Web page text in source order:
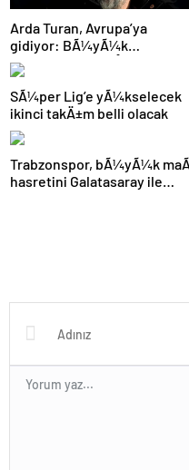
Arda Turan, Avrupa’ya
gidiyor: BÃ¼yÃ¼k
Ã¶lÃ§Ã¼de anlaÅmaya
varÄ±ldÄ±
SÃ¼per Lig’e yÃ¼kselecek
ikinci takÄ±m belli olacak
Trabzonspor, bÃ¼yÃ¼k
hasretini Galatasaray ile